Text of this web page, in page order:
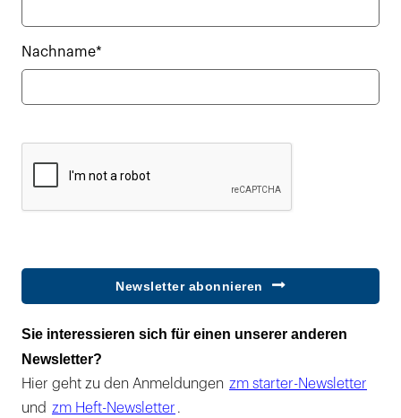
Nachname*
Newsletter abonnieren
Sie interessieren sich für einen unserer anderen
Newsletter?
Hier geht zu den Anmeldungen zm starter-Newsletter
und zm Heft-Newsletter .